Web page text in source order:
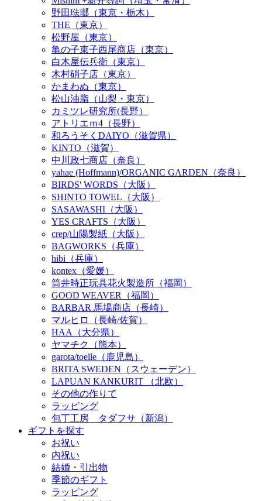
野田琺瑯（東京・栃木）
THE（東京）
松野屋（東京）
亀の子束子西尾商店（東京）
白木屋伝兵衛（東京）
木村硝子店（東京）
かまわぬ（東京）
松山油脂（山梨・東京）
カミツレ研究所(長野）
アトリエｍ4（長野）
和ろうそくDAIYO（滋賀県）
KINTO（滋賀）
中川政七商店（奈良）
yahae (Hoffmann)/ORGANIC GARDEN（奈良）
BIRDS' WORDS（大阪）
SHINTO TOWEL（大阪）
SASAWASHI（大阪）
YES CRAFTS（大阪）
crep/山陽製紙（大阪）
BAGWORKS（兵庫）
hibi（兵庫）
kontex（愛媛）
筒井時正玩具花火製造所（福岡）
GOOD WEAVER（福岡）
BARBAR 馬場商店（長崎）
マルヒロ（長崎/佐賀）
HAA（大分県）
ヤマチク（熊本）
garota/toelle（鹿児島）
BRITA SWEDEN（スウェーデン）
LAPUAN KANKURIT （北欧）
その他の作りて
ラッピング
包丁工房 タダフサ（新潟）
ギフトを探す
お祝い
内祝い
結婚・引出物
季節のギフト
ラッピング